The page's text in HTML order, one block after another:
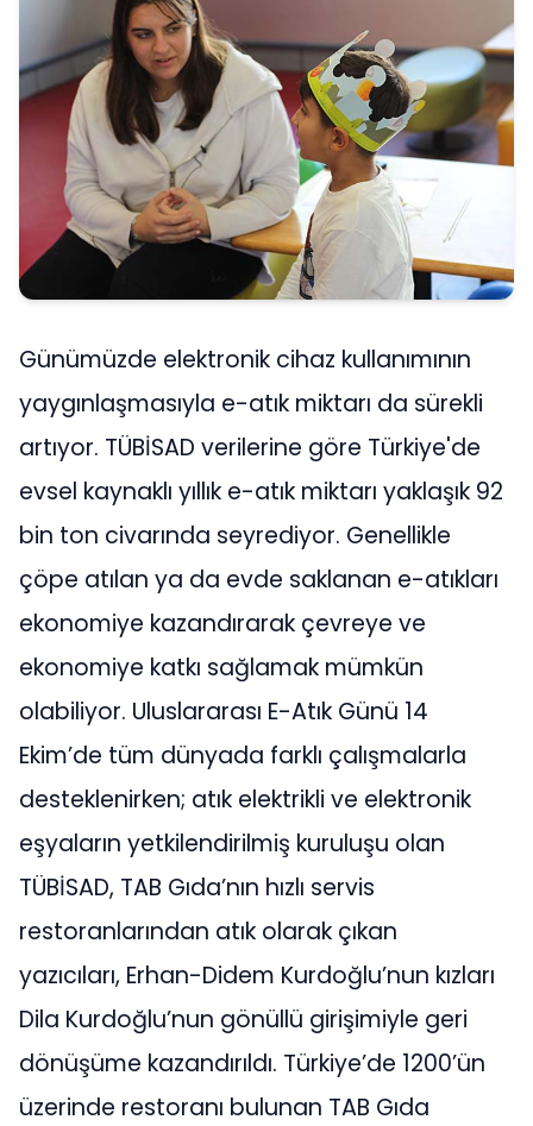
Günümüzde elektronik cihaz kullanımının
yaygınlaşmasıyla e-atık miktarı da sürekli
artıyor. TÜBİSAD verilerine göre Türkiye'de
evsel kaynaklı yıllık e-atık miktarı yaklaşık 92
bin ton civarında seyrediyor. Genellikle
çöpe atılan ya da evde saklanan e-atıkları
ekonomiye kazandırarak çevreye ve
ekonomiye katkı sağlamak mümkün
olabiliyor. Uluslararası E-Atık Günü 14
Ekim’de tüm dünyada farklı çalışmalarla
desteklenirken; atık elektrikli ve elektronik
eşyaların yetkilendirilmiş kuruluşu olan
TÜBİSAD, TAB Gıda’nın hızlı servis
restoranlarından atık olarak çıkan
yazıcıları, Erhan-Didem Kurdoğlu’nun kızları
Dila Kurdoğlu’nun gönüllü girişimiyle geri
dönüşüme kazandırıldı. Türkiye’de 1200’ün
üzerinde restoranı bulunan TAB Gıda